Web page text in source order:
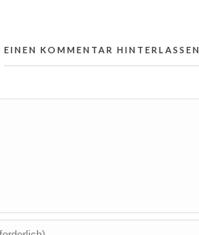
EINEN KOMMENTAR HINTERLASSEN